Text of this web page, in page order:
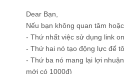
Dear Bạn,
Nếu bạn không quan tâm
- Thứ nhất việc sử dụng link
- Thứ hai nó tạo động lực để
- Thứ ba nó mang lại lợi
mới có 1000đ)